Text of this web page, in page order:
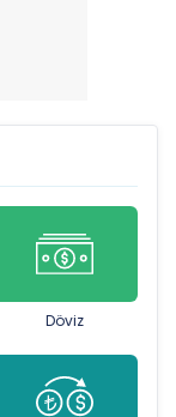
Döviz